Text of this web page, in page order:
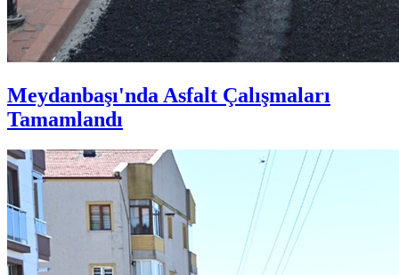
Meydanbaşı'nda Asfalt Çalışmaları
Tamamlandı